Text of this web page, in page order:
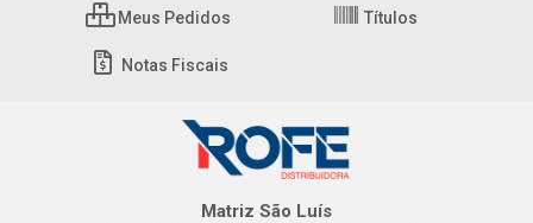
Meus Pedidos Títulos
Notas Fiscais
Matriz São Luís